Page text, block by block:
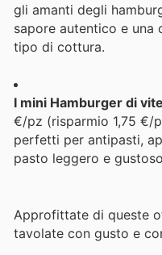
gli amanti degli
sapore autentico e una
tipo di cottura.
I mini Hamburger di
€/pz (risparmio 1,75 €/
perfetti per antipasti,
pasto leggero e
Approfittate di queste
tavolate con gusto e